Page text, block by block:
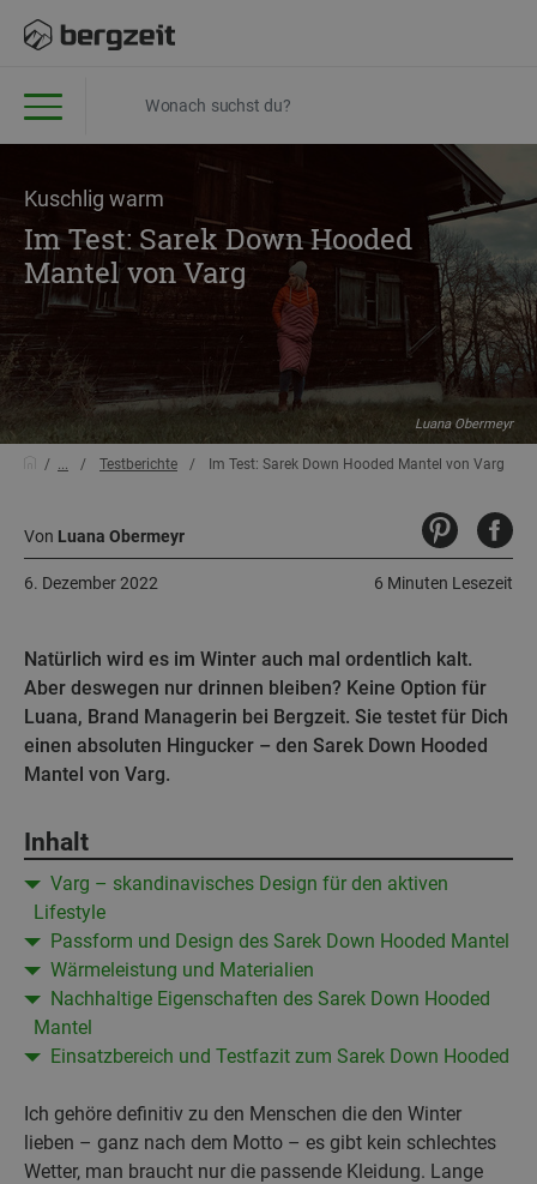
Kuschlig warm
Im Test: Sarek Down Hooded
Mantel von Varg
Luana Obermeyr
... Testberichte Im Test: Sarek Down Hooded Mantel von Varg
Von Luana Obermeyr
6 Minuten Lesezeit
6. Dezember 2022
Natürlich wird es im Winter auch mal ordentlich kalt.
Aber deswegen nur drinnen bleiben? Keine Option für
Luana, Brand Managerin bei Bergzeit. Sie testet für Dich
einen absoluten Hingucker – den Sarek Down Hooded
Mantel von Varg.
Inhalt
Varg – skandinavisches Design für den aktiven
Lifestyle
Passform und Design des Sarek Down Hooded Mantel
Wärmeleistung und Materialien
Nachhaltige Eigenschaften des Sarek Down Hooded
Mantel
Einsatzbereich und Testfazit zum Sarek Down Hooded
Ich gehöre definitiv zu den Menschen die den Winter
lieben – ganz nach dem Motto – es gibt kein schlechtes
Wetter, man braucht nur die passende Kleidung. Lange